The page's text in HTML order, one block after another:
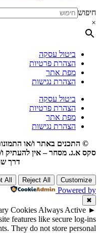
חיפוש
×
ביטול עסקה
הצהרת פרטיות
מפת אתר
הצהרת נגישות
ביטול עסקה
הצהרת פרטיות
מפת אתר
הצהרת נגישות
© התכנים באתר ו/או
סקס א.ג. מסחר – אין להעתיק
דרך
Customize
Reject All
All
Powered by
✖
►
Cookies Always Active
features like secure log-ins
They do not store personal